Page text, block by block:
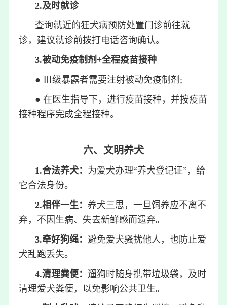
2.及时就诊
查询就近的狂犬病预防处置门诊前往就
诊，建议就诊前拨打电话咨询确认。
3.被动免疫制剂+全程疫苗接种
● Ⅲ级暴露者需要注射被动免疫制剂;
● 在医生指导下，进行疫苗接种，并按疫苗
接种程序完成全程接种。
六、文明养犬
1.合法养犬： 为爱犬办理“养犬登记证”，给
它合法身份。
2.相伴一生： 养犬三思，一旦饲养应不离不
弃，不因生病、失去新鲜感而遗弃。
3.牵好狗绳：避免爱犬骚扰他人，也防止爱
犬乱跑丢失。
4.清理粪便：遛狗时随身携带垃圾袋，及时
清理爱犬粪便，以免影响公共卫生。